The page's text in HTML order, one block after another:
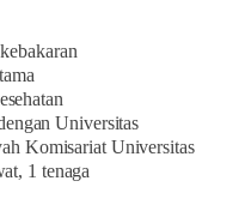
Universitas
Komisariat Universitas
1 tenaga